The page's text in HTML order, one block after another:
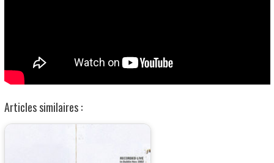
Articles similaires :